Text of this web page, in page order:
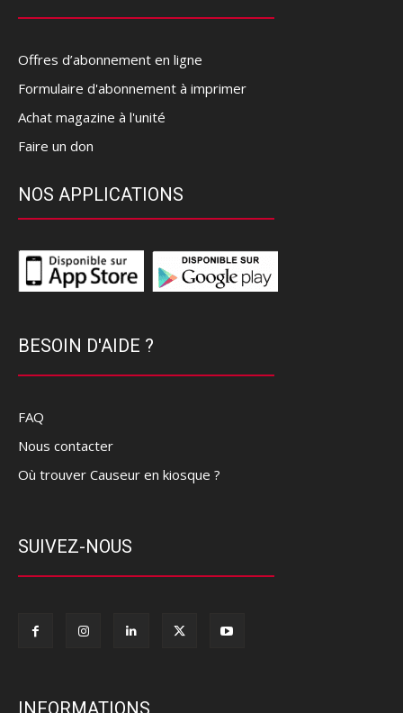
Offres d’abonnement en ligne
Formulaire d'abonnement à imprimer
Achat magazine à l'unité
Faire un don
NOS APPLICATIONS
BESOIN D'AIDE ?
FAQ
Nous contacter
Où trouver Causeur en kiosque ?
SUIVEZ-NOUS
INFORMATIONS